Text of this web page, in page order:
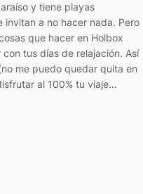
y tiene playas
invitan a no hacer nada. Pero
que hacer en Holbox
tus días de relajación. Así
me puedo quedar quita en
al 100% tu viaje…